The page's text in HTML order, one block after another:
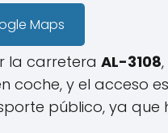
Maps
la carretera AL-3108
y el acceso
público, ya que